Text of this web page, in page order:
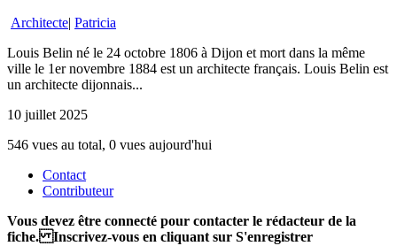
Architecte| Patricia
Louis Belin né le 24 octobre 1806 à Dijon et mort dans la même
ville le 1er novembre 1884 est un architecte français. Louis Belin est
un architecte dijonnais...
10 juillet 2025
546 vues au total, 0 vues aujourd'hui
Contact
Contributeur
Vous devez être connecté pour contacter le rédacteur de la
fiche. Inscrivez-vous en cliquant sur S'enregistrer